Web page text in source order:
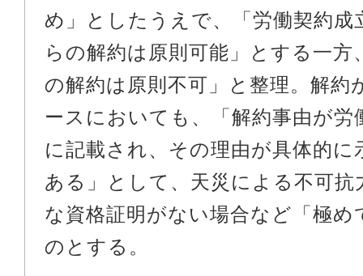
め」としたうえで、「労働契約成
らの解約は原則可能」とする一方
の解約は原則不可」と整理。解約
ースにおいても、「解約事由が労
に記載され、その理由が具体的に
ある」として、天災による不可抗
な資格証明がない場合など「極め
のとする。